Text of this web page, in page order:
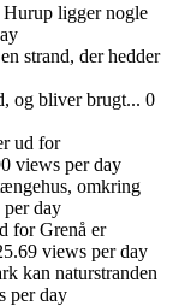
ligger nogle
strand, der hedder
og bliver brugt... 0
ud for
views per day
omkring
day
for Grenå er
views per day
kan naturstranden
per day